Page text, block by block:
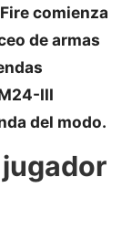
comienza
de armas
III
del modo.